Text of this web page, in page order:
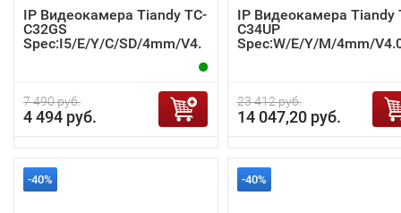
IP Видеокамера Tiandy TC-
C32GS
Spec:I5/E/Y/C/SD/4mm/V4.
7 490 руб.
4 494 руб.
IP Видеокамера Tiandy
C34UP
Spec:W/E/Y/M/4mm/
23 412 руб.
14 047,20 руб.
-40% -40%